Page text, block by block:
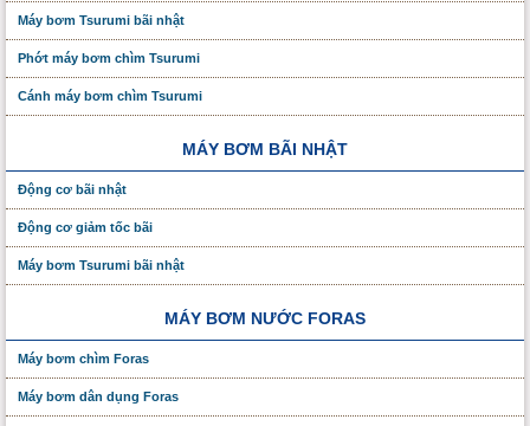
Máy bơm Tsurumi bãi nhật
Phớt máy bơm chìm Tsurumi
Cánh máy bơm chìm Tsurumi
MÁY BƠM BÃI NHẬT
Động cơ bãi nhật
Động cơ giảm tốc bãi
Máy bơm Tsurumi bãi nhật
MÁY BƠM NƯỚC FORAS
Máy bơm chìm Foras
Máy bơm dân dụng Foras